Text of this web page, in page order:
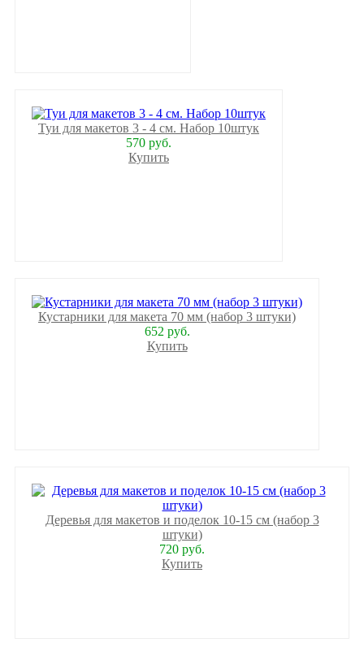
Туи для макетов 3 - 4 см. Набор 10штук
570 руб.
Купить
Кустарники для макета 70 мм (набор 3 штуки)
652 руб.
Купить
Деревья для макетов и поделок 10-15 см (набор 3
штуки)
720 руб.
Купить